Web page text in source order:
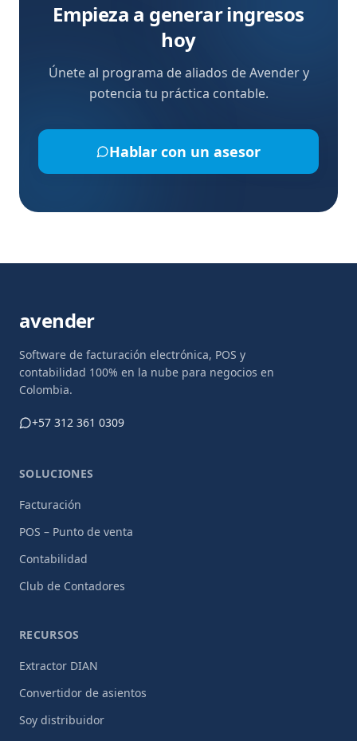
Empieza a generar ingresos
hoy
Únete al programa de aliados de Avender y
potencia tu práctica contable.
Hablar con un asesor
avender
Software de facturación electrónica, POS y
contabilidad 100% en la nube para negocios en
Colombia.
+57 312 361 0309
SOLUCIONES
Facturación
POS – Punto de venta
Contabilidad
Club de Contadores
RECURSOS
Extractor DIAN
Convertidor de asientos
Soy distribuidor